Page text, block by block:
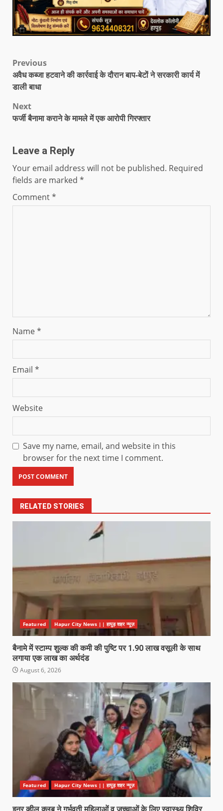
Previous
अवैध कब्जा हटवाने की कार्रवाई के दौरान बाप-बेटों ने सरकारी कार्य में
डाली बाधा
Next
फर्जी बैनामा कराने के मामले में एक आरोपी गिरफ्तार
Leave a Reply
Your email address will not be published. Required
fields are marked *
Comment*
Name*
Email *
Website
Save my name, email, and website in this
browser for the next time I comment.
RELATED STORIES
Featured Hapur City News || हापुड़ शहर न्यूज़
बैनामे में स्टाम्प शुल्क की कमी की पुष्टि पर 1.90 लाख वसूली के साथ
लगाया एक लाख का अर्थदंड
August 6, 2026
Featured Hapur City News || हापुड़ शहर न्यूज़